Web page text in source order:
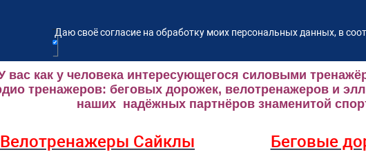
Даю своё согласие на обработку моих персональных данных, в
вас как у человека интересующегося силовыми
тренажеров: беговых дорожек, велотренажеров и
наших надёжных партнёров знаменитой
Велотренажеры Сайклы Беговые